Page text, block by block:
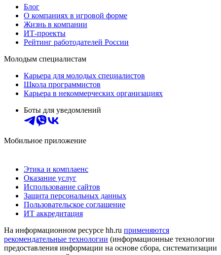
Блог
О компаниях в игровой форме
Жизнь в компании
ИТ-проекты
Рейтинг работодателей России
Молодым специалистам
Карьера для молодых специалистов
Школа программистов
Карьера в некоммерческих организациях
Боты для уведомлений
Мобильное приложение
Этика и комплаенс
Оказание услуг
Использование сайтов
Защита персональных данных
Пользовательское соглашение
ИТ аккредитация
На информационном ресурсе hh.ru применяются
рекомендательные технологии (информационные технологии
предоставления информации на основе сбора, систематизации